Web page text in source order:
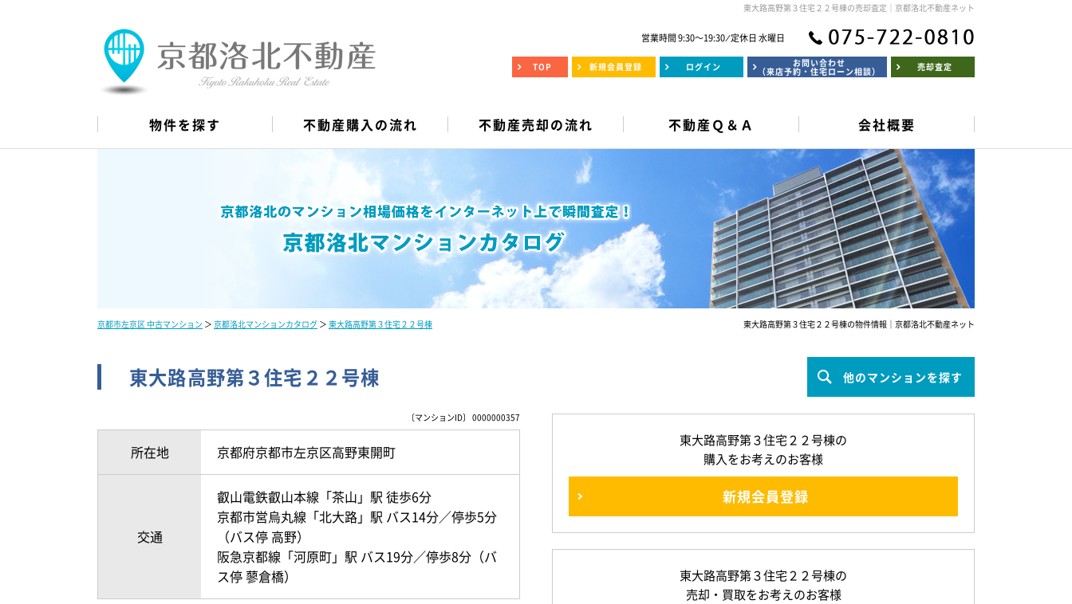
東大路高野第３住宅２２号棟の売却査定｜京都洛北不動産ネット
営業時間 9:30～19:30 ⁄ 定休日 水曜日
TOP 新規会員登録 ログイン お問い合わせ
（来店予約・住宅ローン相談） 売却査定
物件を探す 不動産購入の流れ 不動産売却の流れ 不動産Ｑ＆Ａ 会社概要
京都市左京区 中古マンション ＞ 京都洛北マンションカタログ ＞ 東大路高野第３住宅２２号棟 東大路高野第３住宅２２号棟の物件情報｜京都洛北不動産ネット
東大路高野第３住宅２２号棟 他のマンションを探す
〔マンションID〕 0000000357
所在地 京都府京都市左京区高野東開町
交通
叡山電鉄叡山本線「茶山」駅 徒歩6分
京都市営烏丸線「北大路」駅 バス14分／停歩5分
（バス停 高野）
阪急京都線「河原町」駅 バス19分／停歩8分（バ
ス停 蓼倉橋）
東大路高野第３住宅２２号棟の
購入をお考えのお客様
新規会員登録
東大路高野第３住宅２２号棟の
売却・買取をお考えのお客様